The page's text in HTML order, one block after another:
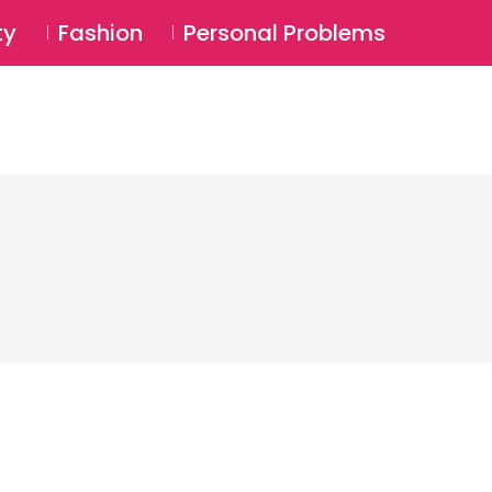
Login ⚲
Fashion Personal Problems